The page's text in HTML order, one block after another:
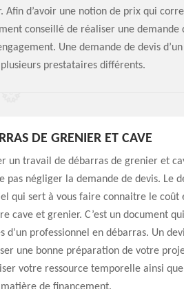
d’avoir une notion de prix qui
conseillé de réaliser une demande
Une demande de devis
prestataires différents.
DE GRENIER ET CAVE
un travail de débarras de grenier et
pas négliger la demande de devis. Le
qui sert à vous faire connaitre le coût
cave et grenier. C’est un document
d’un professionnel en débarras. Un
une bonne préparation de votre
votre ressource temporelle ainsi